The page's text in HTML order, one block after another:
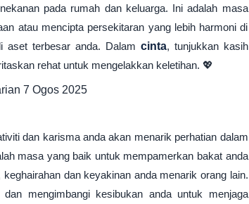
pada rumah dan keluarga. Ini adalah masa
atau mencipta persekitaran yang lebih harmoni di
aset terbesar anda. Dalam cinta, tunjukkan kasih
rehat untuk mengelakkan keletihan. 💖
dan karisma anda akan menarik perhatian dalam
masa yang baik untuk mempamerkan bakat anda
keghairahan dan keyakinan anda menarik orang lain.
mengimbangi kesibukan anda untuk menjaga